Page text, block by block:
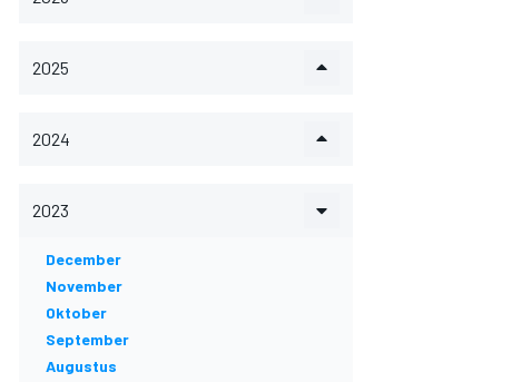
2025
2024
2023
December
November
Oktober
September
Augustus